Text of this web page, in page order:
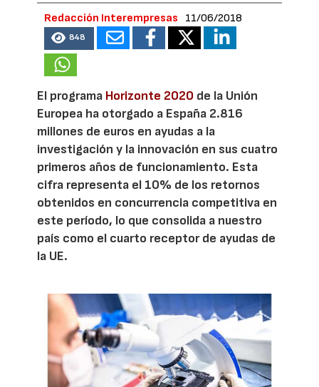
Redacción Interempresas 11/06/2018
848
El programa Horizonte 2020 de la Unión
Europea ha otorgado a España 2.816
millones de euros en ayudas a la
investigación y la innovación en sus cuatro
primeros años de funcionamiento. Esta
cifra representa el 10% de los retornos
obtenidos en concurrencia competitiva en
este período, lo que consolida a nuestro
país como el cuarto receptor de ayudas de
la UE.